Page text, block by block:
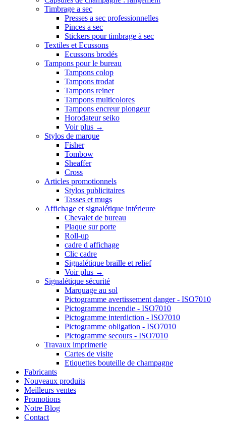
Timbrage a sec
Presses a sec professionnelles
Pinces a sec
Stickers pour timbrage à sec
Textiles et Ecussons
Ecussons brodés
Tampons pour le bureau
Tampons colop
Tampons trodat
Tampons reiner
Tampons multicolores
Tampons encreur plongeur
Horodateur seiko
Voir plus →
Stylos de marque
Fisher
Tombow
Sheaffer
Cross
Articles promotionnels
Stylos publicitaires
Tasses et mugs
Affichage et signalétique intérieure
Chevalet de bureau
Plaque sur porte
Roll-up
cadre d affichage
Clic cadre
Signalétique braille et relief
Voir plus →
Signalétique sécurité
Marquage au sol
Pictogramme avertissement danger - ISO7010
Pictogramme incendie - ISO7010
Pictogramme interdiction - ISO7010
Pictogramme obligation - ISO7010
Pictogramme secours - ISO7010
Travaux imprimerie
Cartes de visite
Etiquettes bouteille de champagne
Fabricants
Nouveaux produits
Meilleurs ventes
Promotions
Notre Blog
Contact